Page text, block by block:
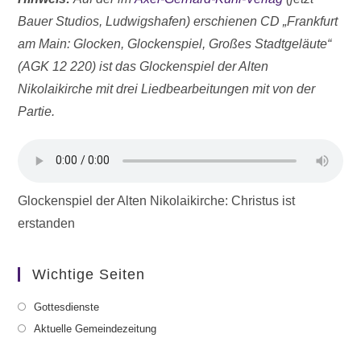
Bauer Studios, Ludwigshafen) erschienen CD „Frankfurt
am Main: Glocken, Glockenspiel, Großes Stadtgeläute“
(AGK 12 220) ist das Glockenspiel der Alten
Nikolaikirche mit drei Liedbearbeitungen mit von der
Partie.
Glockenspiel der Alten Nikolaikirche: Christus ist
erstanden
Wichtige Seiten
Gottesdienste
Aktuelle Gemeindezeitung